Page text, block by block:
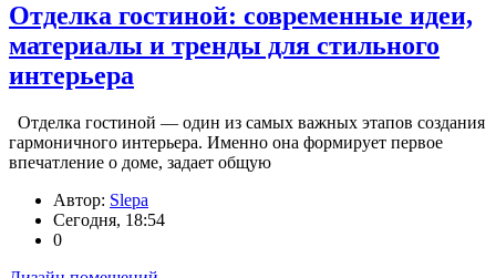
Отделка гостиной: современные идеи,
материалы и тренды для стильного
интерьера
Отделка гостиной — один из самых важных этапов создания
гармоничного интерьера. Именно она формирует первое
впечатление о доме, задает общую
Автор: Slepa
Сегодня, 18:54
0